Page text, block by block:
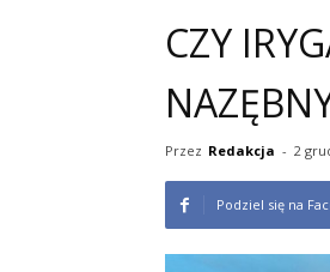
CZY
Przez Redakcja - 2
Podziel się na